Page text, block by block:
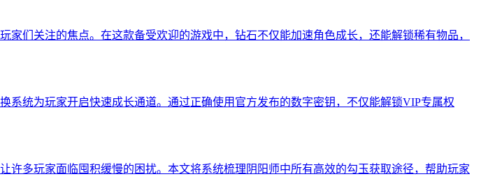
们关注的焦点。在这款备受欢迎的游戏中，钻石不仅能加速角色成长，还能解锁稀有物品，
统为玩家开启快速成长通道。通过正确使用官方发布的数字密钥，不仅能解锁VIP专属权
多玩家面临囤积缓慢的困扰。本文将系统梳理阴阳师中所有高效的勾玉获取途径，帮助玩家